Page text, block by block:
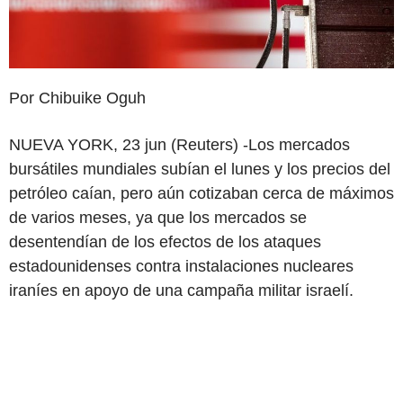
Por Chibuike Oguh
NUEVA YORK, 23 jun (Reuters) -Los mercados
bursátiles mundiales subían el lunes y los precios del
petróleo caían, pero aún cotizaban cerca de máximos
de varios meses, ya que los mercados se
desentendían de los efectos de los ataques
estadounidenses contra instalaciones nucleares
iraníes en apoyo de una campaña militar israelí.